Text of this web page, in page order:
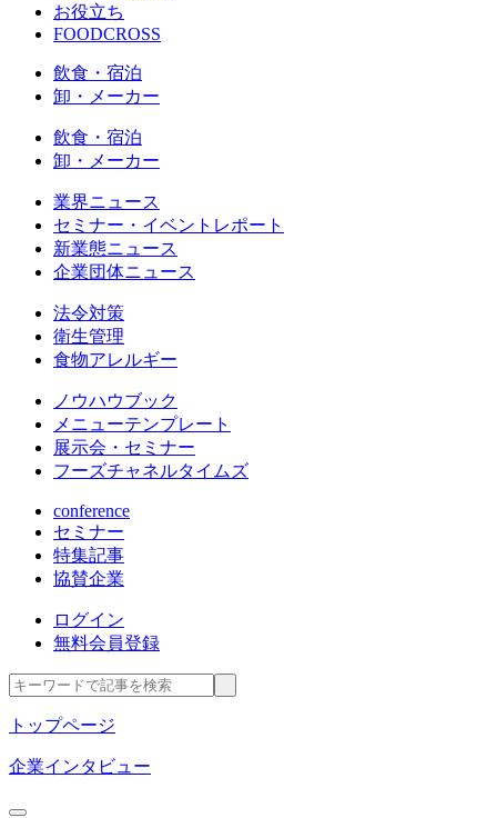
お役立ち
FOODCROSS
飲食・宿泊
卸・メーカー
飲食・宿泊
卸・メーカー
業界ニュース
セミナー・イベントレポート
新業態ニュース
企業団体ニュース
法令対策
衛生管理
食物アレルギー
ノウハウブック
メニューテンプレート
展示会・セミナー
フーズチャネルタイムズ
conference
セミナー
特集記事
協賛企業
ログイン
無料会員登録
トップページ
企業インタビュー